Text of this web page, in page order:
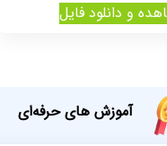
و دانلود فایل
آموزش های حرفه‌ای